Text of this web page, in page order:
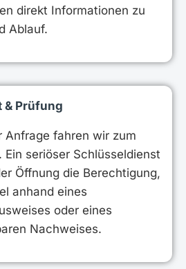
direkt Informationen zu
Ablauf.
& Prüfung
Anfrage fahren wir zum
Ein seriöser Schlüsseldienst
Öffnung die Berechtigung,
anhand eines
oder eines
Nachweises.